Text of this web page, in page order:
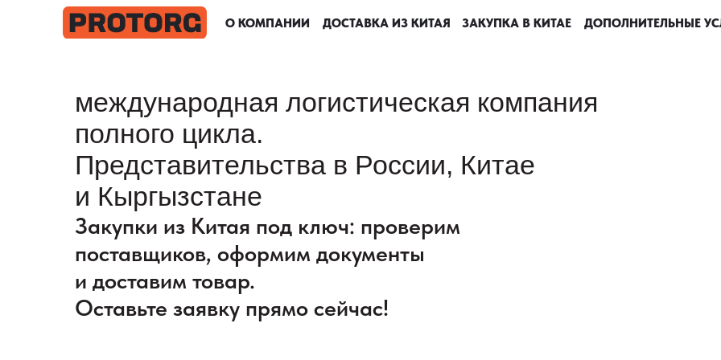
ДОПОЛНИТЕЛЬНЫЕ
О КОМПАНИИ ДОСТАВКА ИЗ КИТАЯ ЗАКУПКА В КИТАЕ ДОПОЛНИТЕЛЬНЫЕ
О КОМПАНИИ ДОСТАВКА ИЗ КИТАЯ ЗАКУПКА В КИТАЕ
международная логистическая компания
полного цикла.
Представительства в России, Китае
и Кыргызстане
Закупки из Китая под ключ: проверим
поставщиков, оформим документы
и доставим товар.
Оставьте заявку прямо сейчас!
ДОПОЛНИТЕЛЬНЫЕ
О КОМПАНИИ ДОСТАВКА ИЗ КИТАЯ ЗАКУПКА В КИТАЕ ДОПОЛНИТЕЛЬНЫЕ
О КОМПАНИИ ДОСТАВКА ИЗ КИТАЯ ЗАКУПКА В КИТАЕ